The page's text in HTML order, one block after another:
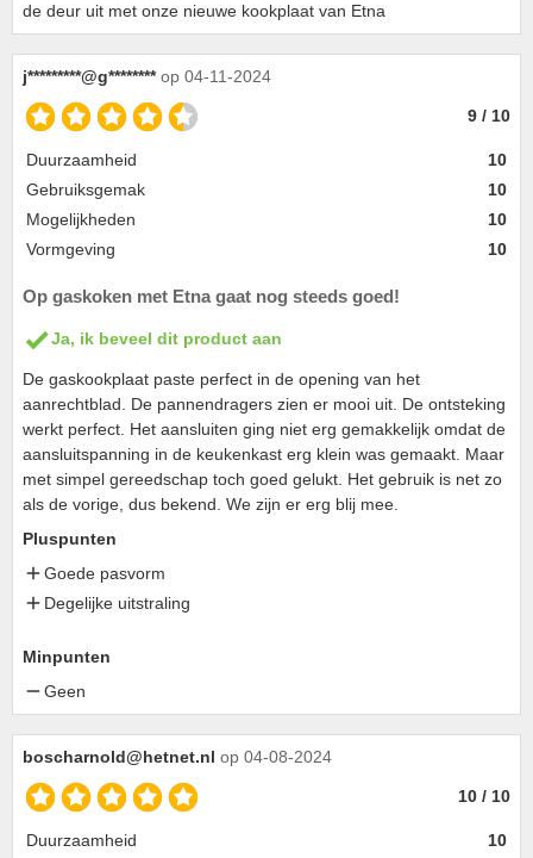
de deur uit met onze nieuwe kookplaat van Etna
j*********@g******** op 04-11-2024
9 / 10
Duurzaamheid
10
Gebruiksgemak
10
Mogelijkheden
10
Vormgeving
10
Op gaskoken met Etna gaat nog steeds goed!
Ja, ik beveel dit product aan
De gaskookplaat paste perfect in de opening van het
aanrechtblad. De pannendragers zien er mooi uit. De ontsteking
werkt perfect. Het aansluiten ging niet erg gemakkelijk omdat de
aansluitspanning in de keukenkast erg klein was gemaakt. Maar
met simpel gereedschap toch goed gelukt. Het gebruik is net zo
als de vorige, dus bekend. We zijn er erg blij mee.
Pluspunten
Goede pasvorm
Degelijke uitstraling
Minpunten
Geen
boscharnold@hetnet.nl op 04-08-2024
10 / 10
Duurzaamheid
10